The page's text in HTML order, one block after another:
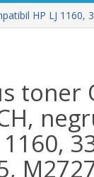
HP LJ 1160,
toner
1160,